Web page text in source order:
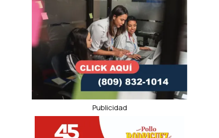
Publicidad